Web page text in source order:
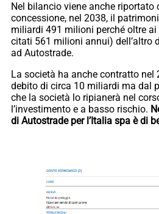
Nel bilancio viene anche riportato
concessione, nel 2038, il
miliardi 491 milioni perché oltre
citati 561 milioni annui) dell’altro
ad Autostrade.
La società ha anche contratto nel
debito di circa 10 miliardi ma dal
che la società lo ripianerà nel
l’investimento e a basso rischio.
di Autostrade per l’Italia spa è di